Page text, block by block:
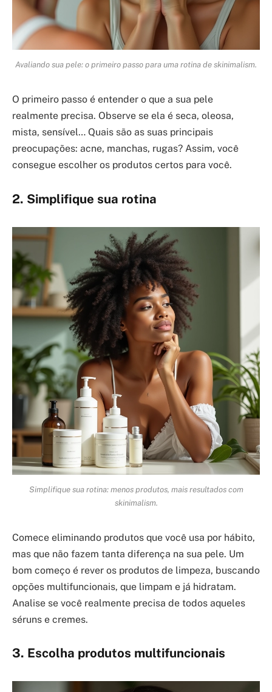
Avaliando sua pele: o primeiro passo para uma rotina de skinimalism.
O primeiro passo é entender o que a sua pele
realmente precisa. Observe se ela é seca, oleosa,
mista, sensível… Quais são as suas principais
preocupações: acne, manchas, rugas? Assim, você
consegue escolher os produtos certos para você.
2. Simplifique sua rotina
Simplifique sua rotina: menos produtos, mais resultados com
skinimalism.
Comece eliminando produtos que você usa por hábito,
mas que não fazem tanta diferença na sua pele. Um
bom começo é rever os produtos de limpeza, buscando
opções multifuncionais, que limpam e já hidratam.
Analise se você realmente precisa de todos aqueles
séruns e cremes.
3. Escolha produtos multifuncionais